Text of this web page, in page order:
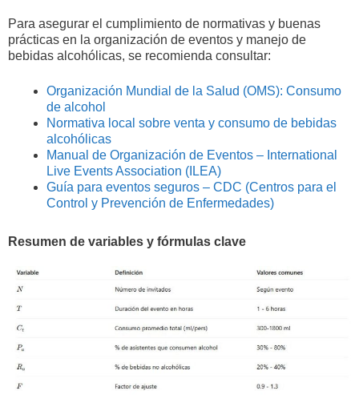
Para asegurar el cumplimiento de normativas y buenas
prácticas en la organización de eventos y manejo de
bebidas alcohólicas, se recomienda consultar:
Organización Mundial de la Salud (OMS): Consumo
de alcohol
Normativa local sobre venta y consumo de bebidas
alcohólicas
Manual de Organización de Eventos – International
Live Events Association (ILEA)
Guía para eventos seguros – CDC (Centros para el
Control y Prevención de Enfermedades)
Resumen de variables y fórmulas clave